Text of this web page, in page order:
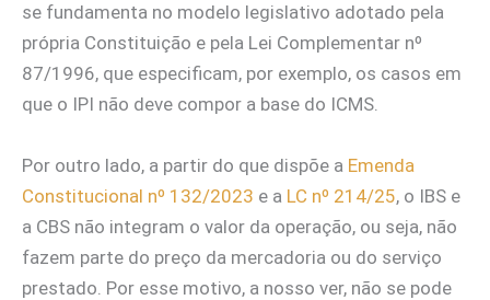
se fundamenta no modelo legislativo adotado pela
própria Constituição e pela Lei Complementar nº
87/1996, que especificam, por exemplo, os casos em
que o IPI não deve compor a base do ICMS.
Por outro lado, a partir do que dispõe a Emenda
Constitucional nº 132/2023 e a LC nº 214/25, o IBS e
a CBS não integram o valor da operação, ou seja, não
fazem parte do preço da mercadoria ou do serviço
prestado. Por esse motivo, a nosso ver, não se pode